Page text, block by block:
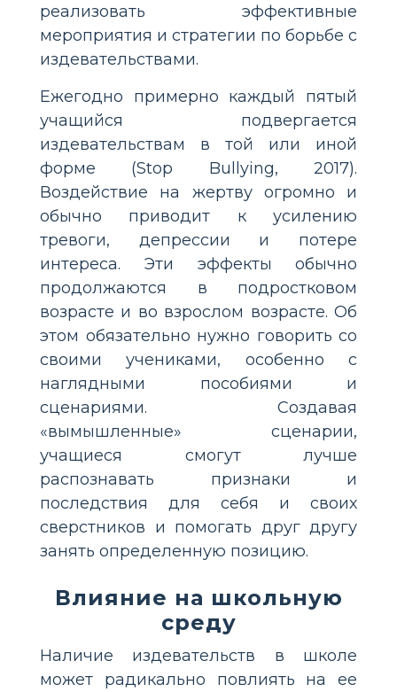
реализовать эффективные
мероприятия и стратегии по борьбе с
издевательствами.
Ежегодно примерно каждый пятый
учащийся подвергается
издевательствам в той или иной
форме (Stop Bullying, 2017).
Воздействие на жертву огромно и
обычно приводит к усилению
тревоги, депрессии и потере
интереса. Эти эффекты обычно
продолжаются в подростковом
возрасте и во взрослом возрасте. Об
этом обязательно нужно говорить со
своими учениками, особенно с
наглядными пособиями и
сценариями. Создавая
«вымышленные» сценарии,
учащиеся смогут лучше
распознавать признаки и
последствия для себя и своих
сверстников и помогать друг другу
занять определенную позицию.
Влияние на школьную
среду
Наличие издевательств в школе
может радикально повлиять на ее